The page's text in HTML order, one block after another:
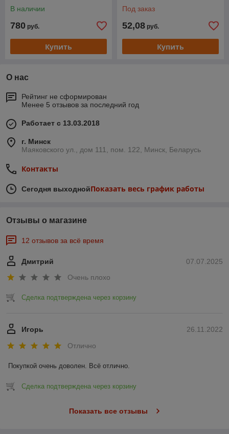
В наличии
780 руб.
Купить
Под заказ
52,08 руб.
Купить
О нас
Рейтинг не сформирован
Менее 5 отзывов за последний год
Работает с 13.03.2018
г. Минск
Маяковского ул., дом 111, пом. 122, Минск, Беларусь
Контакты
Сегодня выходнойПоказать весь график работы
Отзывы о магазине
12 отзывов за всё время
07.07.2025
Дмитрий
Очень плохо
Сделка подтверждена через корзину
26.11.2022
Игорь
Отлично
Покупкой очень доволен. Всё отлично.
Сделка подтверждена через корзину
Показать все отзывы